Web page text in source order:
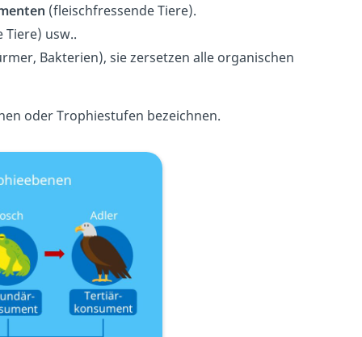
(fleischfressende Tiere).
Tiere) usw..
Bakterien), sie zersetzen alle organischen
oder Trophiestufen bezeichnen.